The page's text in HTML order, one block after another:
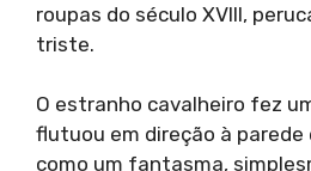
roupas do século XVIII,
triste.
O estranho cavalheiro fez
flutuou em direção à
como um fantasma,